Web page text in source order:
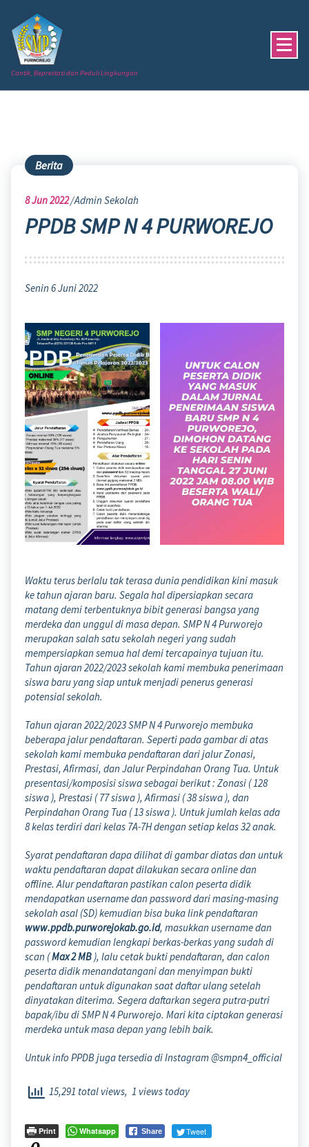
content
Cantik, Beprestasi dan Peduli Lingkungan
Berita
8Jun 2022 Admin Sekolah
PPDB SMP N 4 PURWOREJO
Senin 6 Juni 2022
Waktu terus berlalu tak terasa dunia pendidikan kini masuk
ke tahun ajaran baru. Segala hal dipersiapkan secara
matang demi terbentuknya bibit generasi bangsa yang
merdeka dan unggul di masa depan. SMP N 4 Purworejo
merupakan salah satu sekolah negeri yang sudah
mempersiapkan semua hal demi tercapainya tujuan itu.
Tahun ajaran 2022/2023 sekolah kami membuka penerimaan
siswa baru yang siap untuk menjadi penerus generasi
potensial sekolah.
Tahun ajaran 2022/2023 SMP N 4 Purworejo membuka
beberapa jalur pendaftaran. Seperti pada gambar di atas
sekolah kami membuka pendaftaran dari jalur Zonasi,
Prestasi, Afirmasi, dan Jalur Perpindahan Orang Tua. Untuk
presentasi/komposisi siswa sebagai berikut : Zonasi ( 128
siswa ), Prestasi ( 77 siswa ), Afirmasi ( 38 siswa ), dan
Perpindahan Orang Tua ( 13 siswa ). Untuk jumlah kelas ada
8 kelas terdiri dari kelas 7A-7H dengan setiap kelas 32 anak.
Syarat pendaftaran dapa dilihat di gambar diatas dan untuk
waktu pendaftaran dapat dilakukan secara online dan
offline. Alur pendaftaran pastikan calon peserta didik
mendapatkan username dan password dari masing-masing
sekolah asal (SD) kemudian bisa buka link pendaftaran
www.ppdb.purworejokab.go.id, masukkan username dan
password kemudian lengkapi berkas-berkas yang sudah di
scan (Max 2 MB ), lalu cetak bukti pendaftaran, dan calon
peserta didik menandatangani dan menyimpan bukti
pendaftaran untuk digunakan saat daftar ulang setelah
dinyatakan diterima. Segera daftarkan segera putra-putri
bapak/ibu di SMP N 4 Purworejo. Mari kita ciptakan generasi
merdeka untuk masa depan yang lebih baik.
Untuk info PPDB juga tersedia di Instagram @smpn4_official
15,291 total views, 1 views today
Print Whatsapp Share Tweet